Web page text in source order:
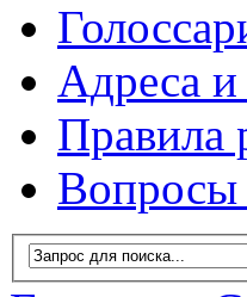
Адреса
Правила
Вопросы